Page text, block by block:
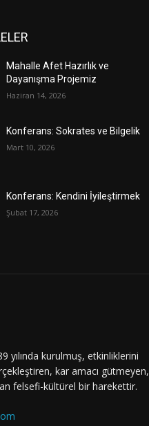
Mahalle Afet Hazırlık ve
Dayanışma Projemiz
Haziran 14, 2026
Konferans: Sokrates ve Bilgelik
Mart 10, 2026
Konferans: Kendini İyileştirmek
Şubat 17, 2026
yılında kurulmuş, etkinliklerini
kar amacı gütmeyen,
felsefi-kültürel bir harekettir.